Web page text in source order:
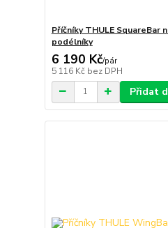
Příčníky THULE SquareBar
podélníky
6 190 Kč/pár
5 116 Kč bez DPH
Přidat